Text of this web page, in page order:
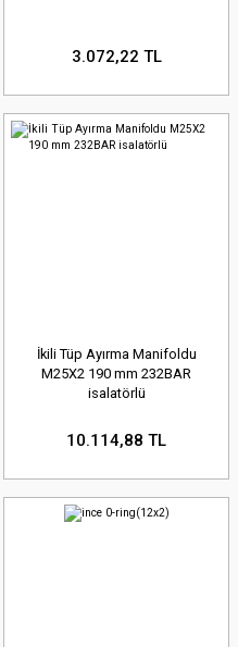
3.072,22 TL
İkili Tüp Ayırma Manifoldu
M25X2 190 mm 232BAR
isalatörlü
10.114,88 TL